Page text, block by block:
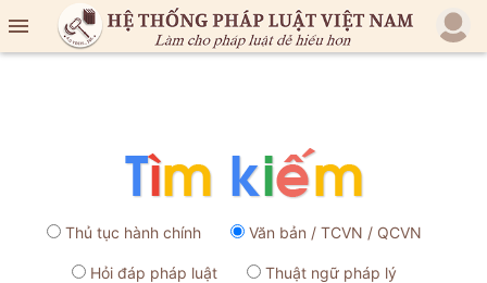

Thủ tục hành chính Văn bản / TCVN / QCVN
Hỏi đáp pháp luật Thuật ngữ pháp lý